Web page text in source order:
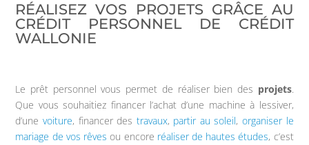
RÉALISEZ VOS PROJETS GRÂCE AU
CRÉDIT PERSONNEL DE CRÉDIT
WALLONIE
Le prêt personnel vous permet de réaliser bien des projets.
Que vous souhaitiez financer l’achat d’une machine à lessiver,
d’une voiture, financer des travaux, partir au soleil,organiser le
mariage de vos rêves ou encore réaliser de hautes études, c’est